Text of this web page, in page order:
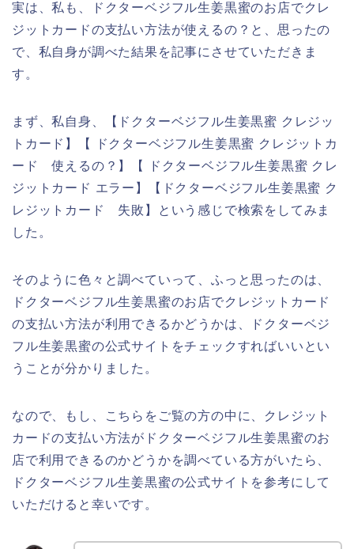
実は、私も、ドクターベジフル生姜黒蜜のお店でクレ
ジットカードの支払い方法が使えるの？と、思ったの
で、私自身が調べた結果を記事にさせていただきま
す。
まず、私自身、【ドクターベジフル生姜黒蜜 クレジッ
トカード】【 ドクターベジフル生姜黒蜜 クレジットカ
ード 使えるの？】【 ドクターベジフル生姜黒蜜 クレ
ジットカード エラー】【ドクターベジフル生姜黒蜜 ク
レジットカード 失敗】という感じで検索をしてみま
した。
そのように色々と調べていって、ふっと思ったのは、
ドクターベジフル生姜黒蜜のお店でクレジットカード
の支払い方法が利用できるかどうかは、ドクターベジ
フル生姜黒蜜の公式サイトをチェックすればいいとい
うことが分かりました。
なので、もし、こちらをご覧の方の中に、クレジット
カードの支払い方法がドクターベジフル生姜黒蜜のお
店で利用できるのかどうかを調べている方がいたら、
ドクターベジフル生姜黒蜜の公式サイトを参考にして
いただけると幸いです。